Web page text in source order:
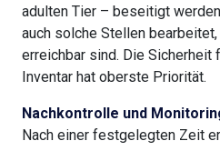
adulten Tier – beseitigt
auch solche Stellen
erreichbar sind. Die Sicherheit
Inventar hat oberste Priorität.
Nachkontrolle und
Nach einer festgelegten Zeit